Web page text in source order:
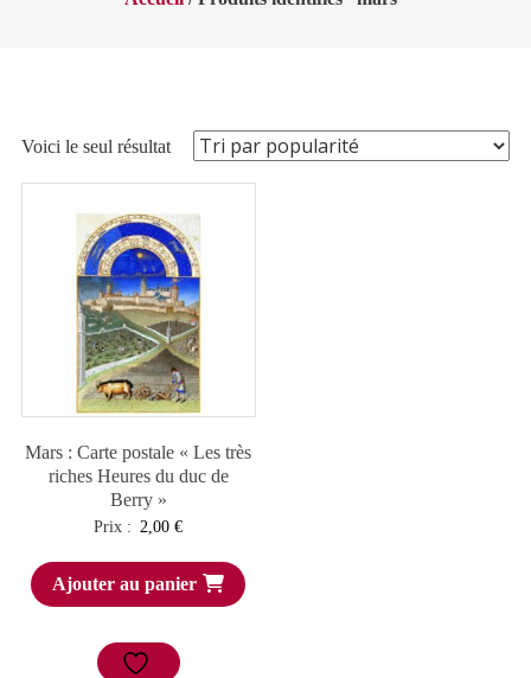
Voici le seul résultat
Mars : Carte postale « Les très
riches Heures du duc de
Berry »
Prix : 2,00€
Ajouter au panier